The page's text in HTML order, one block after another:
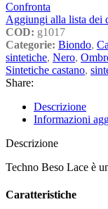
Confronta
Aggiungi alla lista dei
COD: g1017
Categorie: Biondo,
sintetiche, Nero,
Sintetiche castano,
Share:
Descrizione
Informazioni
Descrizione
Techno Beso Lace è
Caratteristiche